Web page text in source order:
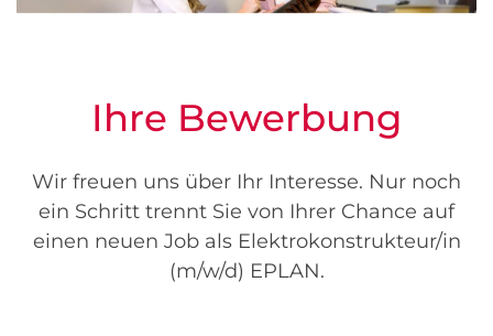
Ihre Bewerbung
Wir freuen uns über Ihr Interesse. Nur noch
ein Schritt trennt Sie von Ihrer Chance auf
einen neuen Job als Elektrokonstrukteur/in
(m/w/d) EPLAN.